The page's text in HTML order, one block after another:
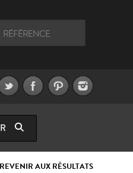
REVENIR AUX RÉSULTATS